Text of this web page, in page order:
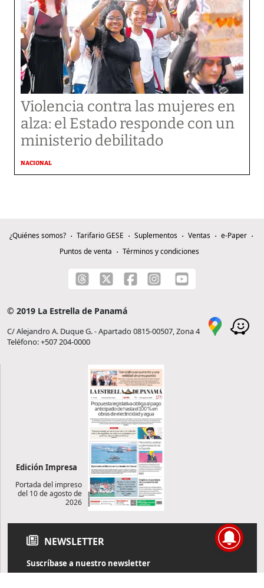
Violencia contra las mujeres en
alza: el Estado responde con un
ministerio debilitado
NACIONAL
¿Quiénes somos? Tarifario GESE Suplementos Ventas
e-Paper
Puntos de venta
Términos y condiciones
© 2019 La Estrella de Panamá
C/ Alejandro A. Duque G. - Apartado 0815-00507, Zona 4
Teléfono: +507 204-0000
Edición Impresa
Portada del impreso
del 10 de agosto de
2026
NEWSLETTER
Suscríbase a nuestro newsletter
Reciba diariamente información de actualidad directamente en